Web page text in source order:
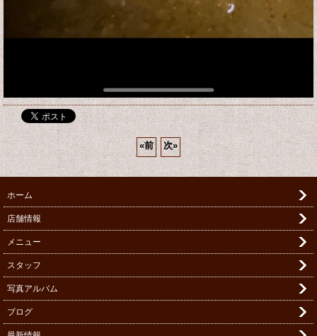
«前 次»
ホーム
店舗情報
メニュー
スタッフ
写真アルバム
ブログ